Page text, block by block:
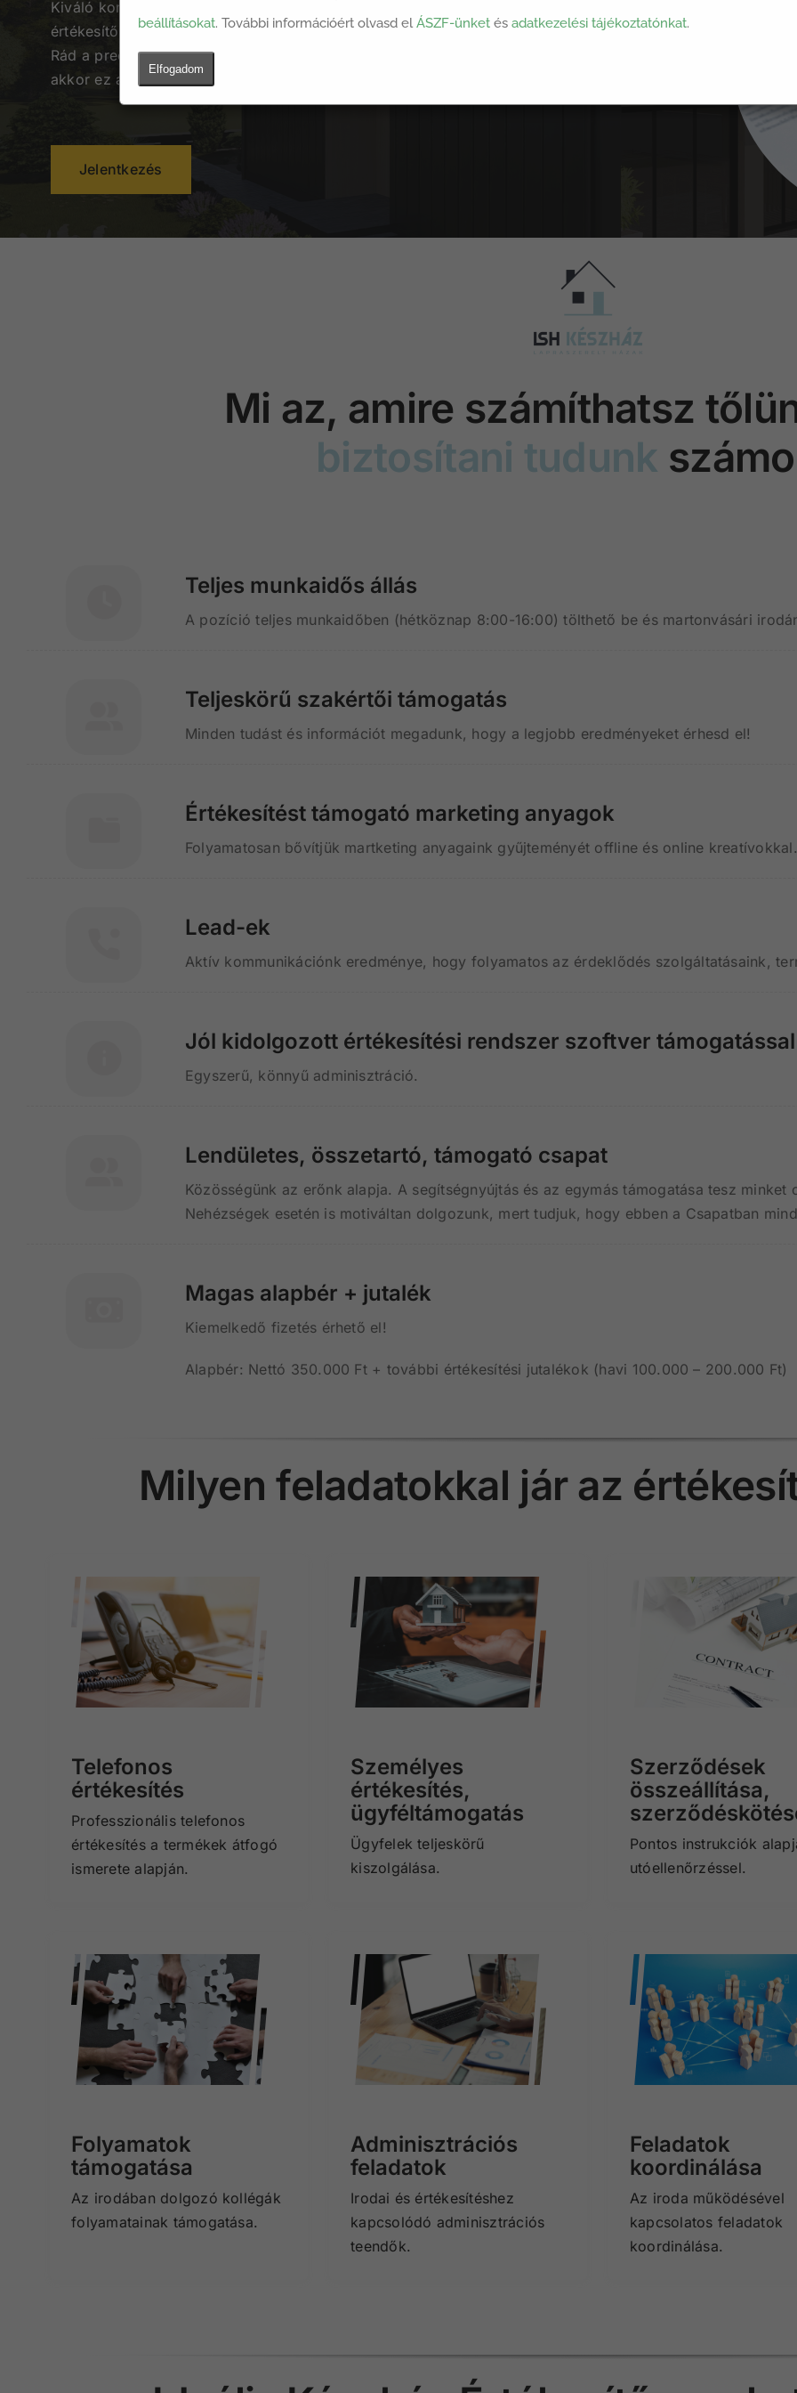
beállításokat. További információért olvasd elÁSZF-ünket ésadatkezelési tájékoztatónkat.
Elfogadom
Kiváló kommunikációs készséggel rendelkező új munkatársainkat keressük
értékesítői munkakörbe! Ha precíz vagy, önálló és proaktív, ha jellemző
Rád a precizitás és szeretsz hozzájárulni a napi folyamatok kialakításához,
akkor ez az állás Neked szól!
Jelentkezés
Mi az, amire számíthatsz
biztosítani tudunk
Teljes munkaidős állás
A pozíció teljes munkaidőben (hétköznap 8:00-16:00) tölthető be és martonvásári
Teljeskörű szakértői támogatás
Minden tudást és információt megadunk, hogy a legjobb eredményeket érhesd el!
Értékesítést támogató marketing anyagok
Folyamatosan bővítjük martketing anyagaink gyűjteményét offline és online kreatívokkal.
Lead-ek
Aktív kommunikációnk eredménye, hogy folyamatos az érdeklődés szolgáltatásaink,
Jól kidolgozott értékesítési rendszer szoftver támogatással
Egyszerű, könnyű adminisztráció.
Lendületes, összetartó, támogató csapat
Közösségünk az erőnk alapja. A segítségnyújtás és az egymás támogatása tesz
Nehézségek esetén is motiváltan dolgozunk, mert tudjuk, hogy ebben a Csapatban
Magas alapbér + jutalék
Kiemelkedő fizetés érhető el!
Alapbér: Nettó 350.000 Ft + további értékesítési jutalékok (havi 100.000 – 200.000 Ft)
Milyen feladatokkal jár az
Telefonos
értékesítés
Professzionális telefonos
értékesítés a termékek átfogó
ismerete alapján.
Személyes
értékesítés,
ügyféltámogatás
Ügyfelek teljeskörű
kiszolgálása.
Szerződések
összeállítása,
Pontos instrukciók
utóellenőrzéssel.
Folyamatok
támogatása
Az irodában dolgozó kollégák
folyamatainak támogatása.
Adminisztrációs
feladatok
Irodai és értékesítéshez
kapcsolódó adminisztrációs
teendők.
Feladatok
koordinálása
Az iroda működésével
kapcsolatos feladatok
koordinálása.